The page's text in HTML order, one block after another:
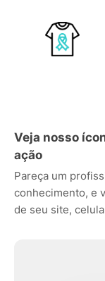
Veja nosso
ação
Pareça um
conhecimento, e
de seu site,